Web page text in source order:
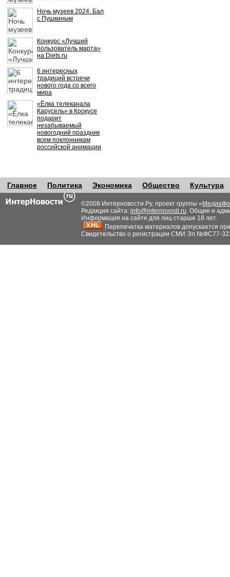
Ночь музеев 2024. Бал
с Пушкиным
Конкурс «Лучший
пользователь марта»
на Diets.ru
6 интересных
традиций встречи
нового года со всего
мира
«Ёлка телеканала
Карусель» в Крокусе
подарит
незабываемый
новогодний праздник
всем поклонникам
российской анимации
Главное Политика Экономика Общество Культура
©2008 Интерновости.Ру, проект группы «
Редакция сайта: info@internovosti.ru. Общие и
Информация на сайте для лиц старше 18 лет.
Перепечатка материалов допускается
Свидетельство о регистрации СМИ Эл №ФС77-